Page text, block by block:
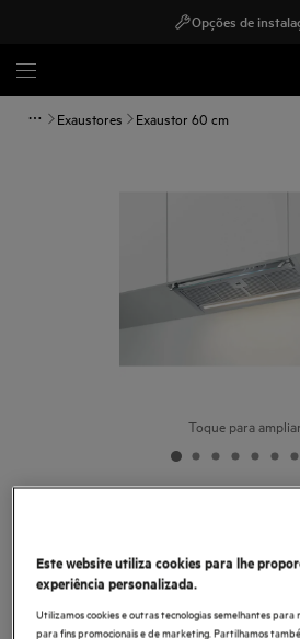
Opções de
Exaustores Exaustor 60 cm
Toque para ampliar
dB(A)
Este website utiliza cookies para lhe
experiência personalizada.
Utilizamos cookies e outras tecnologias semelhantes para
para fins promocionais e de marketing. Partilhamos